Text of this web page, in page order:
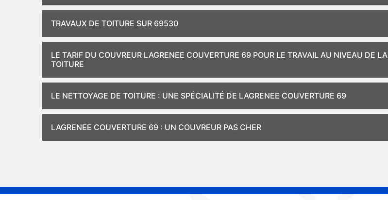
TRAVAUX DE TOITURE SUR 69530
LE TARIF DU COUVREUR LAGRENEE COUVERTURE 69 POUR LE TRAVAIL AU NIVEAU DE LA
TOITURE
LE NETTOYAGE DE TOITURE : UNE SPÉCIALITÉ DE LAGRENEE COUVERTURE 69
LAGRENEE COUVERTURE 69 : UN COUVREUR PAS CHER